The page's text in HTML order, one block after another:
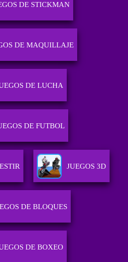
DE STICKMAN
DE MAQUILLAJE
DE LUCHA
DE FUTBOL
JUEGOS 3D
DE BLOQUES
DE BOXEO